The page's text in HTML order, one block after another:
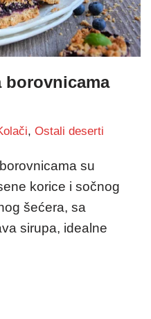
borovnicama
, Ostali deserti
su
korice i sočnog
šećera, sa
sirupa, idealne